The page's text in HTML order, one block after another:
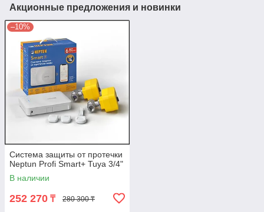
Акционные предложения и новинки
–10%
Система защиты от протечки
Neptun Profi Smart+ Tuya 3/4"
В наличии
252 270 ₸ 280 300 ₸